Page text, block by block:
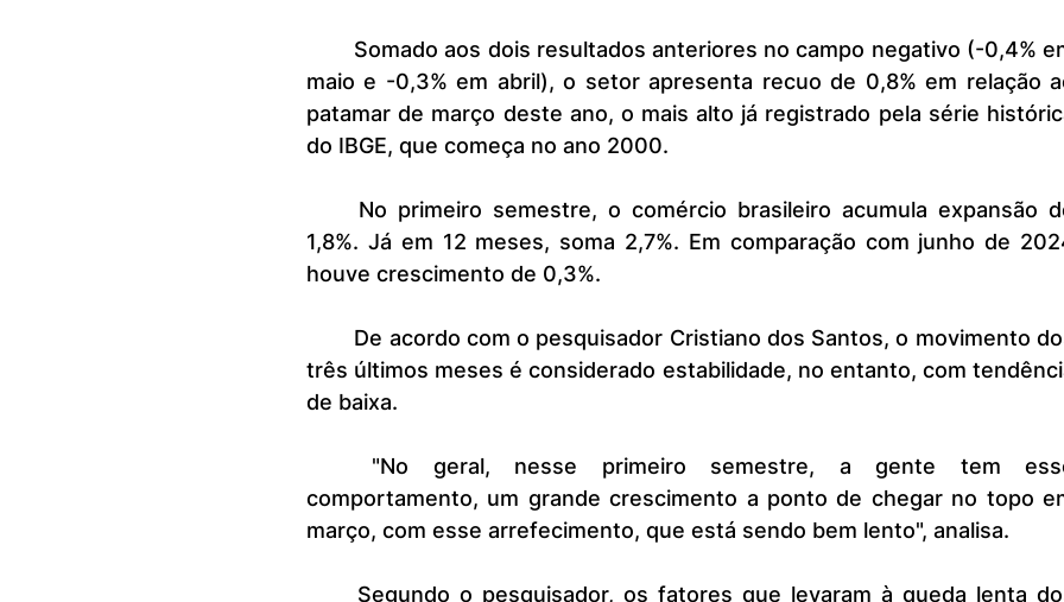
maio e -0,3% em abril), o setor apresenta recuo de 0,8% em relação
patamar de março deste ano, o mais alto já registrado pela série
do IBGE, que começa no ano 2000.
1,8%. Já em 12 meses, soma 2,7%. Em comparação com junho de
houve crescimento de 0,3%.
três últimos meses é considerado estabilidade, no entanto, com
de baixa.
comportamento, um grande crescimento a ponto de chegar no topo
março, com esse arrefecimento, que está sendo bem lento", analisa.